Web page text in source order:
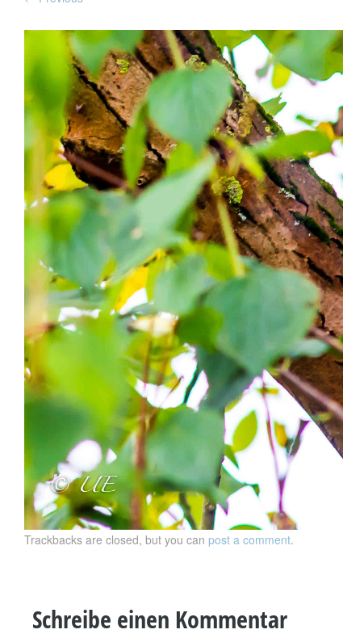
Trackbacks are closed, but you can post a comment.
Schreibe einen Kommentar